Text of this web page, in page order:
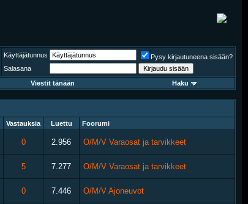
Käyttäjätunnus
Pysy kirjautuneena sisään?
Salasana
Viestit tänään Haku
Vastauksia Luettu Foorumi
0 2.956 O/M/V Varaosat ja tarvikkeet
5 7.277 O/M/V Varaosat ja tarvikkeet
0 7.446 O/M/V Ajoneuvot